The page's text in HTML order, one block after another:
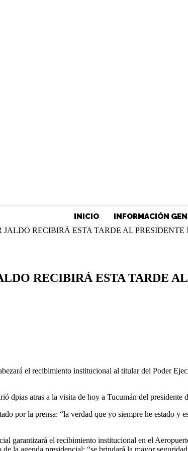
INICIO INFORMACIÓN
JALDO RECIBIRÁ ESTA TARDE AL PRESIDENTE
RECIBIRÁ ESTA TARDE
el recibimiento institucional al titular del Poder
dpias atras a la visita de hoy a Tucumán del presidente
por la prensa: “la verdad que yo siempre he estado
garantizará el recibimiento institucional en el
de la agenda presidencial: “se brindará la mayor